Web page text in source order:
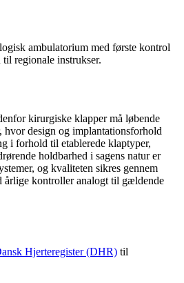
ambulatorium med første kontrol
regionale instrukser.
kirurgiske klapper må løbende
design og implantationsforhold
i forhold til etablerede klaptyper,
holdbarhed i sagens natur er
og kvaliteten sikres gennem
årlige kontroller analogt til gældende
Hjerteregister (DHR) til